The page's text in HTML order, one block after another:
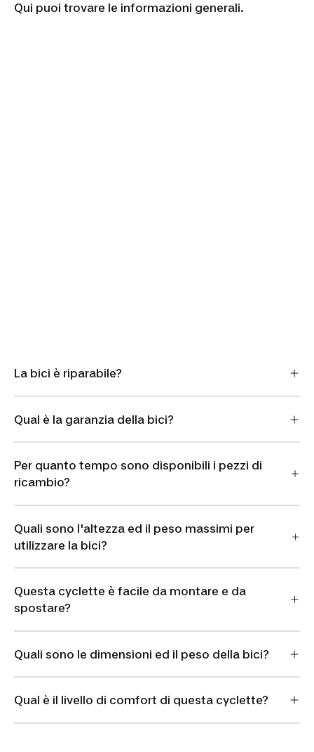
Qui puoi trovare le informazioni generali.
La bici è riparabile?
Qual è la garanzia della bici?
Per quanto tempo sono disponibili i pezzi di
ricambio?
Quali sono l'altezza ed il peso massimi per
utilizzare la bici?
Questa cyclette è facile da montare e da
spostare?
Quali sono le dimensioni ed il peso della bici?
Qual è il livello di comfort di questa cyclette?